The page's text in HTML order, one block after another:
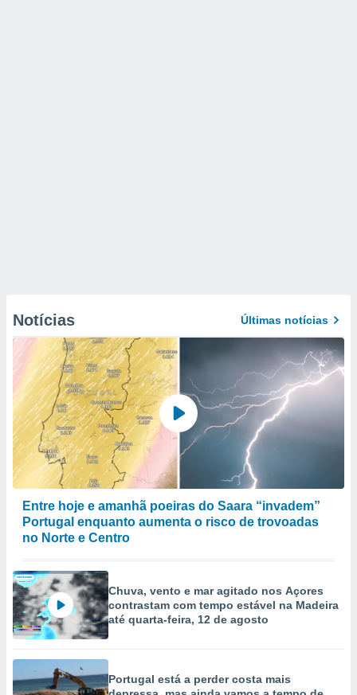
Notícias Últimas notícias
Entre hoje e amanhã poeiras do Saara “invadem”
Portugal enquanto aumenta o risco de trovoadas
no Norte e Centro
Chuva, vento e mar agitado nos Açores
contrastam com tempo estável na Madeira
até quarta-feira, 12 de agosto
Portugal está a perder costa mais